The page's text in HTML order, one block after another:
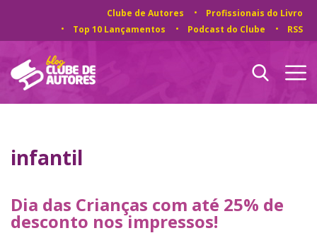
Clube de Autores
Profissionais do Livro
Top 10 Lançamentos
Podcast do Clube RSS
infantil
Dia das Crianças com até 25% de
desconto nos impressos!